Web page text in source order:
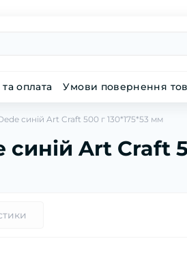
оплата Умови повернення
синій Art Craft 500 г 130*175*53 мм
синій Art Craft